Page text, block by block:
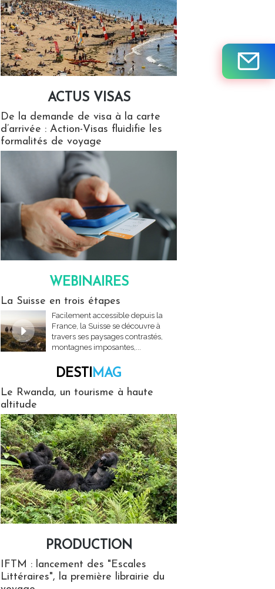
ACTUS VISAS
De la demande de visa à la carte
d’arrivée : Action-Visas fluidifie les
formalités de voyage
WEBINAIRES
La Suisse en trois étapes
Facilement accessible depuis la
France, la Suisse se découvre à
travers ses paysages contrastés,
montagnes imposantes,...
DESTIMAG
Le Rwanda, un tourisme à haute
altitude
PRODUCTION
IFTM : lancement des "Escales
Littéraires", la première librairie du